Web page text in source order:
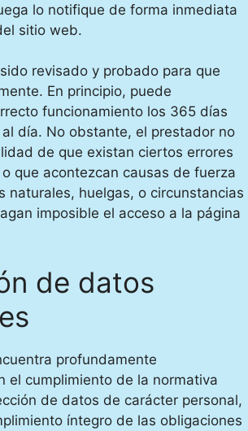
lo notifique de forma inmediata
sitio web.
revisado y probado para que
En principio, puede
funcionamiento los 365 días
día. No obstante, el prestador no
de que existan ciertos errores
que acontezcan causas de fuerza
naturales, huelgas, o circunstancias
imposible el acceso a la página
de datos
profundamente
el cumplimiento de la normativa
de datos de carácter personal,
íntegro de las obligaciones